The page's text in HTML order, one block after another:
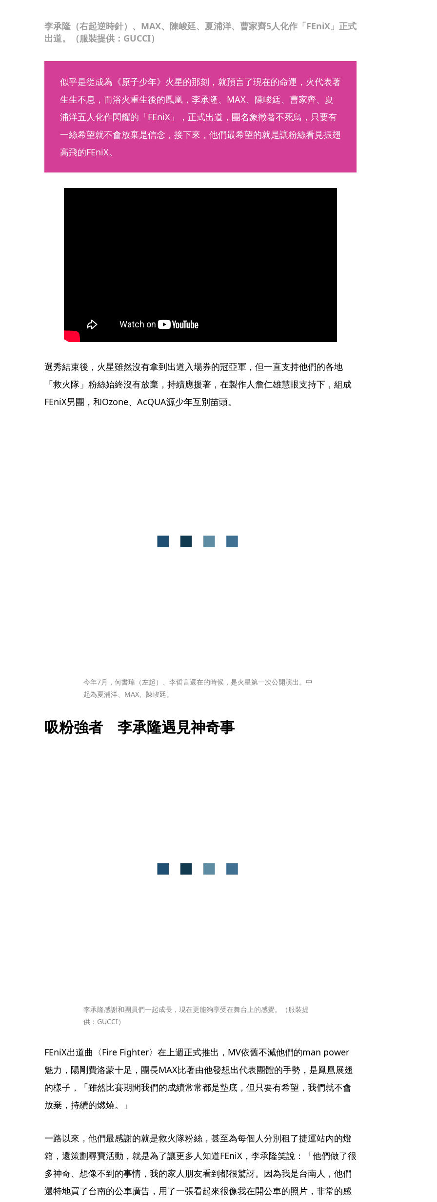
李承隆（右起逆時針）、MAX、陳峻廷、夏浦洋、曹家齊5人化作「FEniX」正式
出道。（服裝提供：GUCCI）
似乎是從成為《原子少年》火星的那刻，就預言了現在的命運，火代表著
生生不息，而浴火重生後的鳳凰，李承隆、MAX、陳峻廷、曹家齊、夏
浦洋五人化作閃耀的「FEniX」，正式出道，團名象徵著不死鳥，只要有
一絲希望就不會放棄是信念，接下來，他們最希望的就是讓粉絲看見振翅
高飛的FEniX。
選秀結束後，火星雖然沒有拿到出道入場券的冠亞軍，但一直支持他們的各地
「救火隊」粉絲始終沒有放棄，持續應援著，在製作人詹仁雄慧眼支持下，組成
FEniX男團，和Ozone、AcQUA源少年互別苗頭。
今年7月，何書瑋（左起）、李哲言還在的時候，是火星第一次公開演出。中
起為夏浦洋、MAX、陳峻廷。
吸粉強者　李承隆遇見神奇事
李承隆感謝和團員們一起成長，現在更能夠享受在舞台上的感覺。（服裝提
供：GUCCI）
FEniX出道曲〈Fire Fighter〉在上週正式推出，MV依舊不減他們的man power
魅力，陽剛費洛蒙十足，團長MAX比著由他發想出代表團體的手勢，是鳳凰展翅
的樣子，「雖然比賽期間我們的成績常常都是墊底，但只要有希望，我們就不會
放棄，持續的燃燒。」
一路以來，他們最感謝的就是救火隊粉絲，甚至為每個人分別租了捷運站內的燈
箱，還策劃尋寶活動，就是為了讓更多人知道FEniX，李承隆笑說：「他們做了很
多神奇、想像不到的事情，我的家人朋友看到都很驚訝。因為我是台南人，他們
還特地買了台南的公車廣告，用了一張看起來很像我在開公車的照片，非常的感